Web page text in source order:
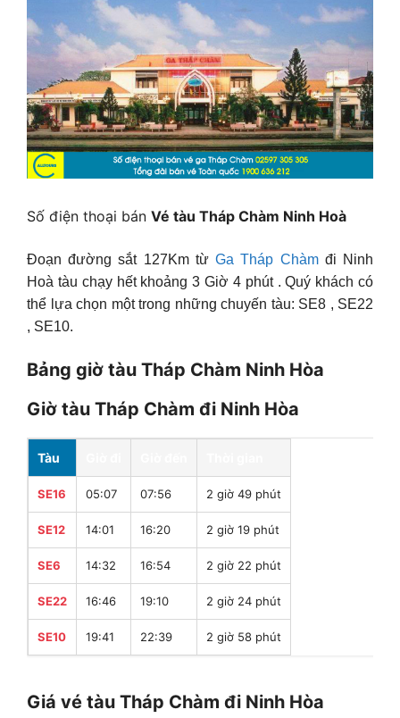
Số điện thoại bán Vé tàu Tháp Chàm Ninh Hoà
Đoạn đường sắt 127Km từGa Tháp Chàmđi Ninh
Hoà tàu chạy hết khoảng 3 Giờ 4 phút . Quý khách có
thể lựa chọn một trong những chuyến tàu: SE8 , SE22
, SE10.
Bảng giờ tàu Tháp Chàm Ninh Hòa
Giờ tàu Tháp Chàm đi Ninh Hòa
Tàu
SE16 05:07 07:56 2 giờ 49 phút
SE12 14:01 16:20 2 giờ 19 phút
SE6 14:32 16:54 2 giờ 22 phút
SE22 16:46 19:10 2 giờ 24 phút
SE10 19:41 22:39 2 giờ 58 phút
Giá vé tàu Tháp Chàm đi Ninh Hòa